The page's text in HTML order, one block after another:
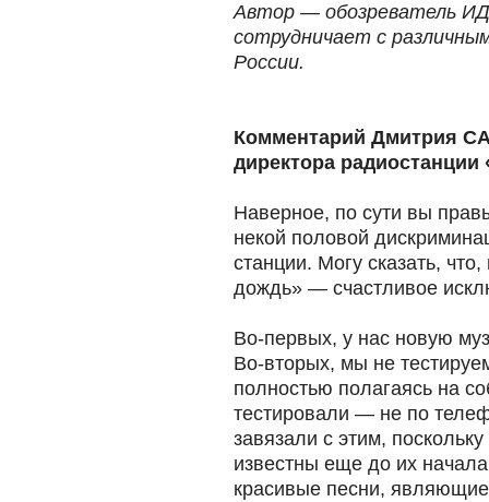
Автор — обозреватель
сотрудничает с
России.
Комментарий Дмитрия
директора
Наверное, по сути вы
некой половой
станции. Могу сказать,
дождь» — счастливое
Во-первых, у нас новую
Во-вторых, мы не
полностью полагаясь на
тестировали — не по
завязали с этим,
известны еще до их
красивые песни,